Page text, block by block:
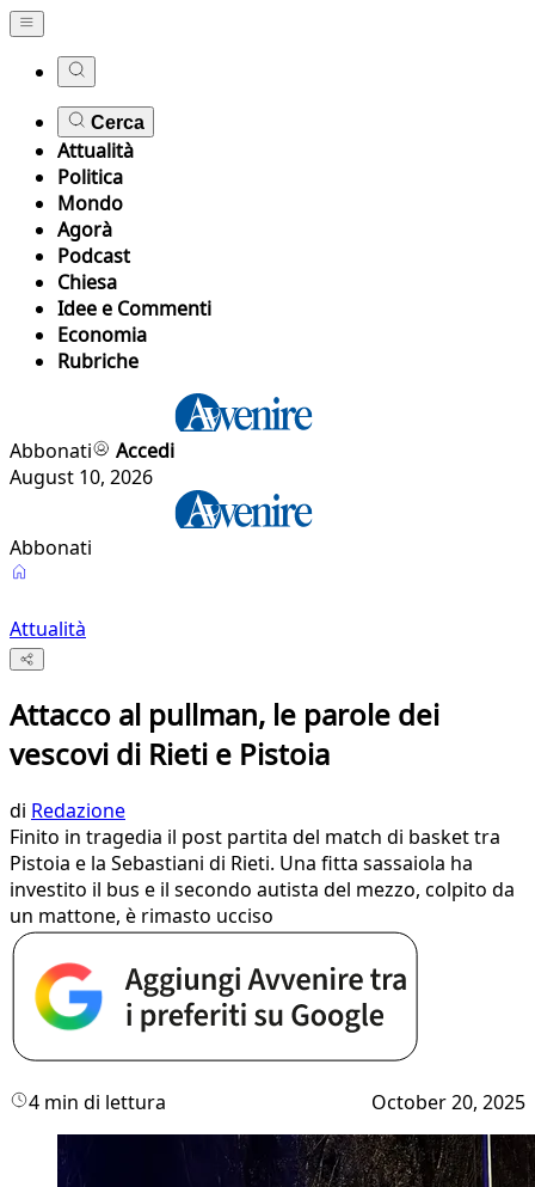
Cerca
Attualità
Politica
Mondo
Agorà
Podcast
Chiesa
Idee e Commenti
Economia
Rubriche
Abbonati
Accedi
August 10, 2026
Abbonati
Attualità
Attacco al pullman, le parole dei
vescovi di Rieti e Pistoia
di Redazione
Finito in tragedia il post partita del match di basket tra
Pistoia e la Sebastiani di Rieti. Una fitta sassaiola ha
investito il bus e il secondo autista del mezzo, colpito da
un mattone, è rimasto ucciso
4 min di lettura October 20, 2025